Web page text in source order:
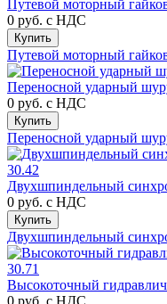
Путевой моторный
0 руб. с НДС
Купить
Путевой моторный
Переносной ударный
0 руб. с НДС
Купить
Переносной ударный
Двухшпиндельный
0 руб. с НДС
Купить
Двухшпиндельный
Высокоточный
0 руб. с НДС